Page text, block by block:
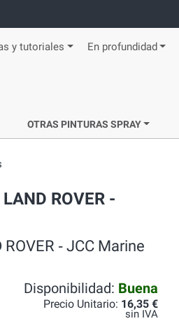
y tutoriales En profundidad
OTRAS PINTURAS SPRAY
ROVER -
‐ JCC Marine
Disponibilidad: Buena
Precio Unitario: 16,35 €
sin IVA